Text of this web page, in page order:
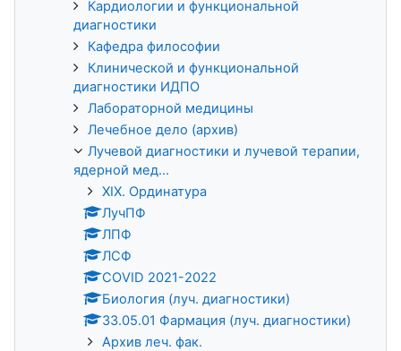
Кардиологии и функциональной
диагностики
Кафедра философии
Клинической и функциональной
диагностики ИДПО
Лабораторной медицины
Лечебное дело (архив)
Лучевой диагностики и лучевой терапии,
ядерной мед...
XIX. Ординатура
ЛучПФ
ЛПФ
ЛСФ
COVID 2021-2022
Биология (луч. диагностики)
33.05.01 Фармация (луч. диагностики)
Архив леч. фак.